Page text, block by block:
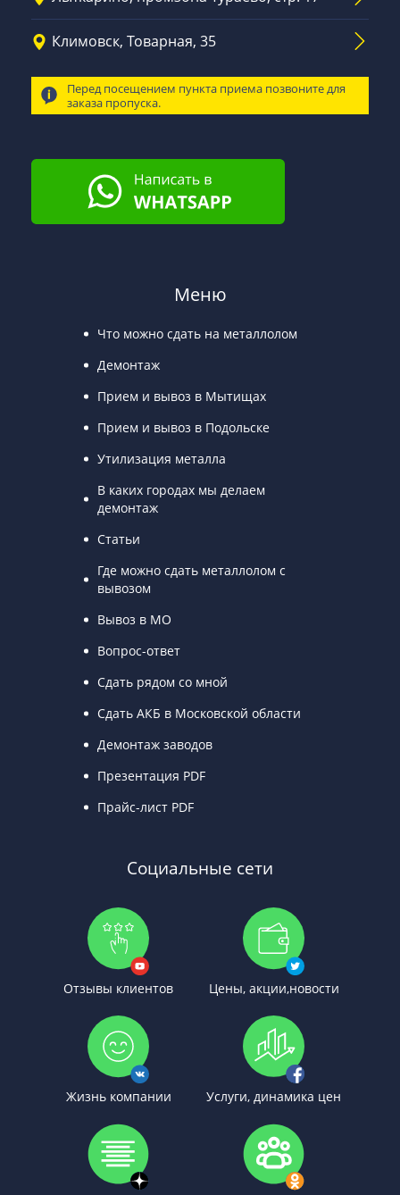
Климовск, Товарная, 35
Перед посещением пункта приема позвоните для
заказа пропуска.
Меню
Что можно сдать на металлолом
Демонтаж
Прием и вывоз в Мытищах
Прием и вывоз в Подольске
Утилизация металла
В каких городах мы делаем
демонтаж
Статьи
Где можно сдать металлолом с
вывозом
Вывоз в МО
Вопрос-ответ
Сдать рядом со мной
Сдать АКБ в Московской области
Демонтаж заводов
Презентация PDF
Прайс-лист PDF
Социальные сети
Отзывы клиентов Цены, акции,новости
Жизнь компании Услуги, динамика цен